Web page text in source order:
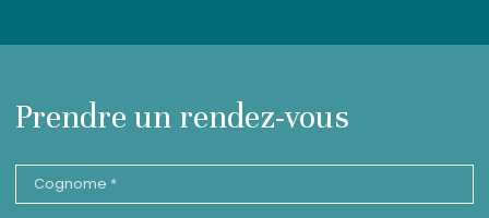
Prendre un rendez-vous